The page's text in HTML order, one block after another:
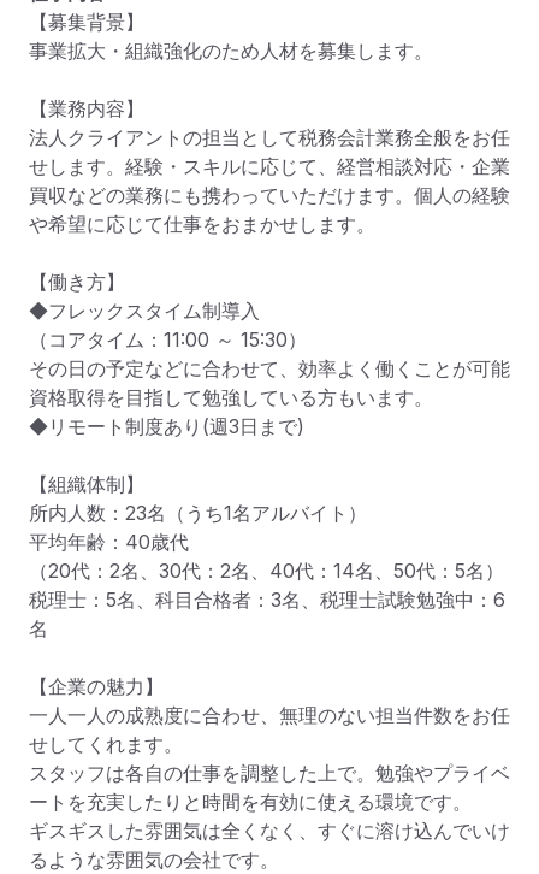
【募集背景】
事業拡大・組織強化のため人材を募集します。
【業務内容】
法人クライアントの担当として税務会計業務全般をお任
せします。経験・スキルに応じて、経営相談対応・企業
買収などの業務にも携わっていただけます。個人の経験
や希望に応じて仕事をおまかせします。
【働き方】
◆フレックスタイム制導入
（コアタイム：11:00 ～ 15:30）
その日の予定などに合わせて、効率よく働くことが可能
資格取得を目指して勉強している方もいます。
◆リモート制度あり(週3日まで)
【組織体制】
所内人数：23名（うち1名アルバイト）
平均年齢：40歳代
（20代：2名、30代：2名、40代：14名、50代：5名）
税理士：5名、科目合格者：3名、税理士試験勉強中：6
名
【企業の魅力】
一人一人の成熟度に合わせ、無理のない担当件数をお任
せしてくれます。
スタッフは各自の仕事を調整した上で。勉強やプライベ
ートを充実したりと時間を有効に使える環境です。
ギスギスした雰囲気は全くなく、すぐに溶け込んでいけ
るような雰囲気の会社です。